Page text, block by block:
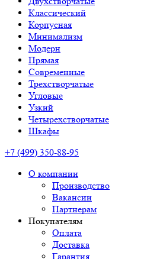
Классический
Корпусная
Минимализм
Модерн
Прямая
Современные
Трехстворчатые
Угловые
Узкий
Четырехстворчатые
Шкафы
+7 (499) 350-88-95
О компании
Производство
Вакансии
Партнерам
Покупателям
Оплата
Доставка
Гарантия